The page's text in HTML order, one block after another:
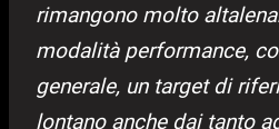
rimangono molto
modalità performance,
generale, un target di
lontano anche dai tanto